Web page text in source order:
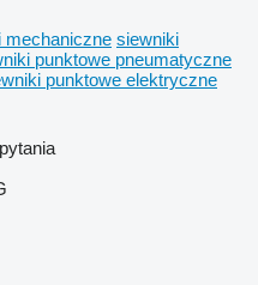
mechaniczne siewniki
punktowe pneumatyczne
punktowe elektryczne